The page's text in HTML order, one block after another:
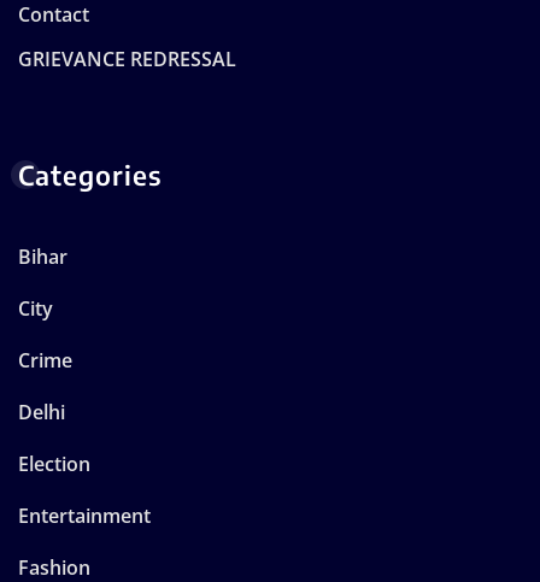
Contact
GRIEVANCE REDRESSAL
Categories
Bihar
City
Crime
Delhi
Election
Entertainment
Fashion